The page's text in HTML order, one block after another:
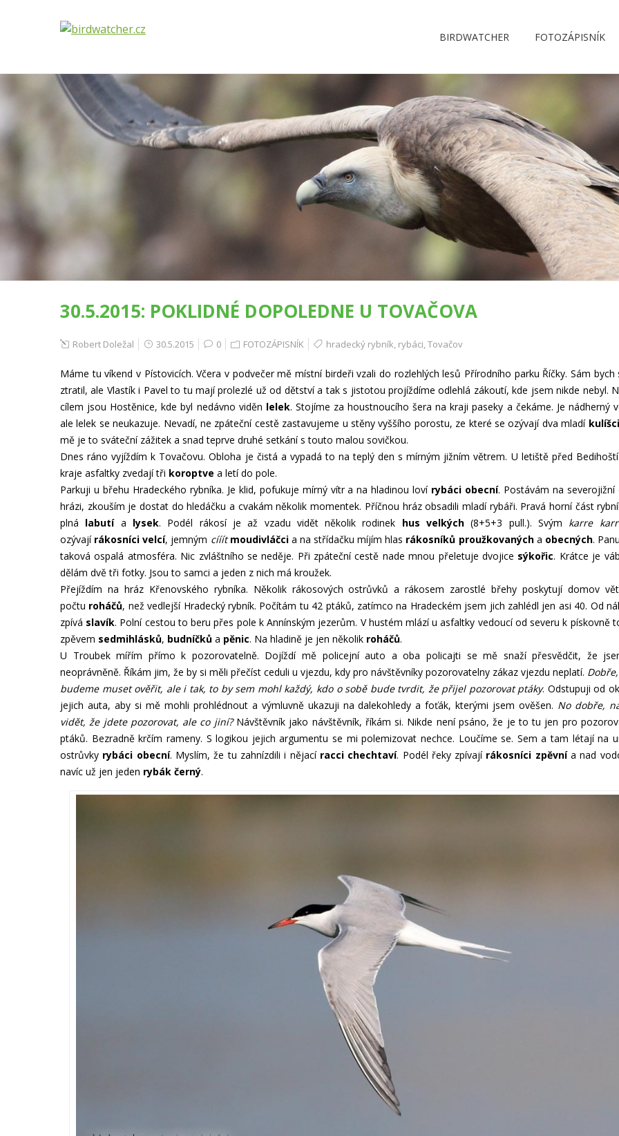
BIRDWATCHER FOTOZÁPISNÍK
30.5.2015: POKLIDNÉ DOPOLEDNE U TOVAČOVA
Robert Doležal 30.5.2015 0 FOTOZÁPISNÍK hradecký rybník rybáci Tovačov
Máme tu víkend v Pístovicích. Včera v podvečer mě místní birdeři vzali do rozlehlých lesů Přírodního parku Říčky. Sám bych
ztratil, ale Vlastík i Pavel to tu mají prolezlé už od dětství a tak s jistotou projíždíme odlehlá zákoutí, kde jsem nikde nebyl.
cílem jsou Hostěnice, kde byl nedávno viděn lelek. Stojíme za houstnoucího šera na kraji paseky a čekáme. Je nádherný
ale lelek se neukazuje. Nevadí, ne zpáteční cestě zastavujeme u stěny vyššího porostu, ze které se ozývají dva mladí kulíšci
mě je to sváteční zážitek a snad teprve druhé setkání s touto malou sovičkou.
Dnes ráno vyjíždím k Tovačovu. Obloha je čistá a vypadá to na teplý den s mírným jižním větrem. U letiště před
kraje asfaltky zvedají tři koroptve a letí do pole.
Parkuji u břehu Hradeckého rybníka. Je klid, pofukuje mírný vítr a na hladinou loví rybáci obecní. Postávám na severojižní
hrázi, zkouším je dostat do hledáčku a cvakám několik momentek. Příčnou hráz obsadili mladí rybáři. Pravá horní část
plná labutía lysek. Podél rákosí je až vzadu vidět několik rodinek hus velkých (8+5+3 pull.). Svým karre
ozývají rákosníci velcí, jemným cííít moudivláčcia na střídačku míjím hlas rákosníků proužkovanýcha obecných.
taková ospalá atmosféra. Nic zvláštního se neděje. Při zpáteční cestě nade mnou přeletuje dvojice sýkořic. Krátce je
dělám dvě tři fotky. Jsou to samci a jeden z nich má kroužek.
Přejíždím na hráz Křenovského rybníka. Několik rákosových ostrůvků a rákosem zarostlé břehy poskytují domov
počtu roháčů, než vedlejší Hradecký rybník. Počítám tu 42 ptáků, zatímco na Hradeckém jsem jich zahlédl jen asi 40. Od
zpívá slavík. Polní cestou to beru přes pole k Annínským jezerům. V hustém mlází u asfaltky vedoucí od severu k pískovně
zpěvem sedmihlásků, budníčků a pěnic. Na hladině je jen několik roháčů.
U Troubek mířím přímo k pozorovatelně. Dojíždí mě policejní auto a oba policajti se mě snaží přesvědčit, že
neoprávněně. Říkám jim, že by si měli přečíst ceduli u vjezdu, kdy pro návštěvníky pozorovatelny zákaz vjezdu neplatí.
budeme muset ověřit, ale i tak, to by sem mohl každý, kdo o sobě bude tvrdit, že přijel pozorovat ptáky. Odstupuji od
jejich auta, aby si mě mohli prohlédnout a výmluvně ukazuji na dalekohledy a foťák, kterými jsem ověšen. No dobře,
vidět, že jdete pozorovat, ale co jiní?Návštěvník jako návštěvník, říkám si. Nikde není psáno, že je to tu jen pro
ptáků. Bezradně krčím rameny. S logikou jejich argumentu se mi polemizovat nechce. Loučíme se. Sem a tam létají na
ostrůvky rybáci obecní. Myslím, že tu zahnízdili i nějací racci chechtaví. Podél řeky zpívají rákosníci zpěvnía nad
navíc už jen jeden rybák černý.